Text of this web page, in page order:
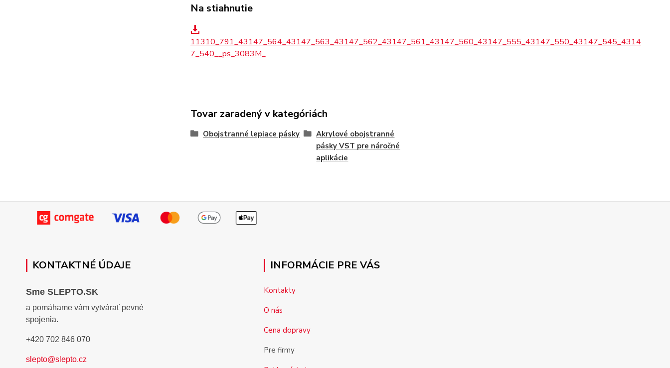
Na stiahnutie
11310_791_43147_564_43147_563_43147_562_43147_561_43147_560_43147_555_43147_550_43147_545_4314
7_540__ps_3083M_
Tovar zaradený v kategóriách
Obojstranné lepiace pásky
Akrylové obojstranné
pásky VST pre náročné
aplikácie
KONTAKTNÉ ÚDAJE
Sme SLEPTO.SK
a pomáhame vám vytvárať pevné
spojenia.
+420 702 846 070
slepto@slepto.cz
INFORMÁCIE PRE VÁS
Kontakty
O nás
Cena dopravy
Pre firmy